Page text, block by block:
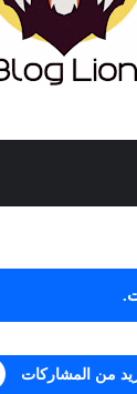
من المشاركات